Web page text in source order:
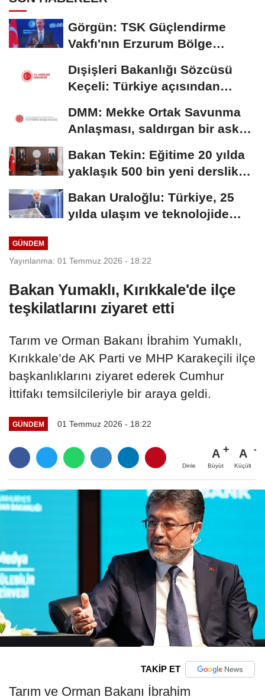
Görgün: TSK Güçlendirme
Vakfı'nın Erzurum Bölge
Dışişleri Bakanlığı Sözcüsü
Keçeli: Türkiye açısından
DMM: Mekke Ortak Savunma
Anlaşması, saldırgan bir askeri
Bakan Tekin: Eğitime 20 yılda
yaklaşık 500 bin yeni derslik
Bakan Uraloğlu: Türkiye, 25
yılda ulaşım ve teknolojide
GÜNDEM
Yayınlanma: 01 Temmuz 2026 - 18:22
Bakan Yumaklı, Kırıkkale'de ilçe
teşkilatlarını ziyaret etti
Tarım ve Orman Bakanı İbrahim Yumaklı,
Kırıkkale’de AK Parti ve MHP Karakeçili ilçe
başkanlıklarını ziyaret ederek Cumhur
İttifakı temsilcileriyle bir araya geldi.
GÜNDEM 01 Temmuz 2026 - 18:22
Dinle
A
Büyüt
A
Küçült
TAKİP ET
Tarım ve Orman Bakanı İbrahim